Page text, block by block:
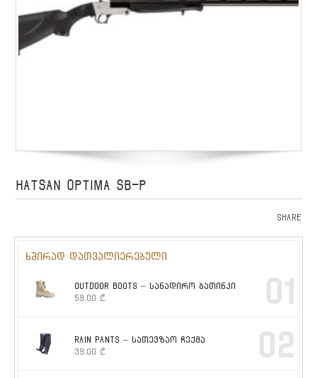
HATSAN OPTIMA SB-P
Share
ხშირად დათვალიერებული
OUTDOOR BOOTS – სანადირო ბათინკი
59.00 ₾ 01
RAIN PANTS – სათევზაო ჩექმა
39.00 ₾ 02